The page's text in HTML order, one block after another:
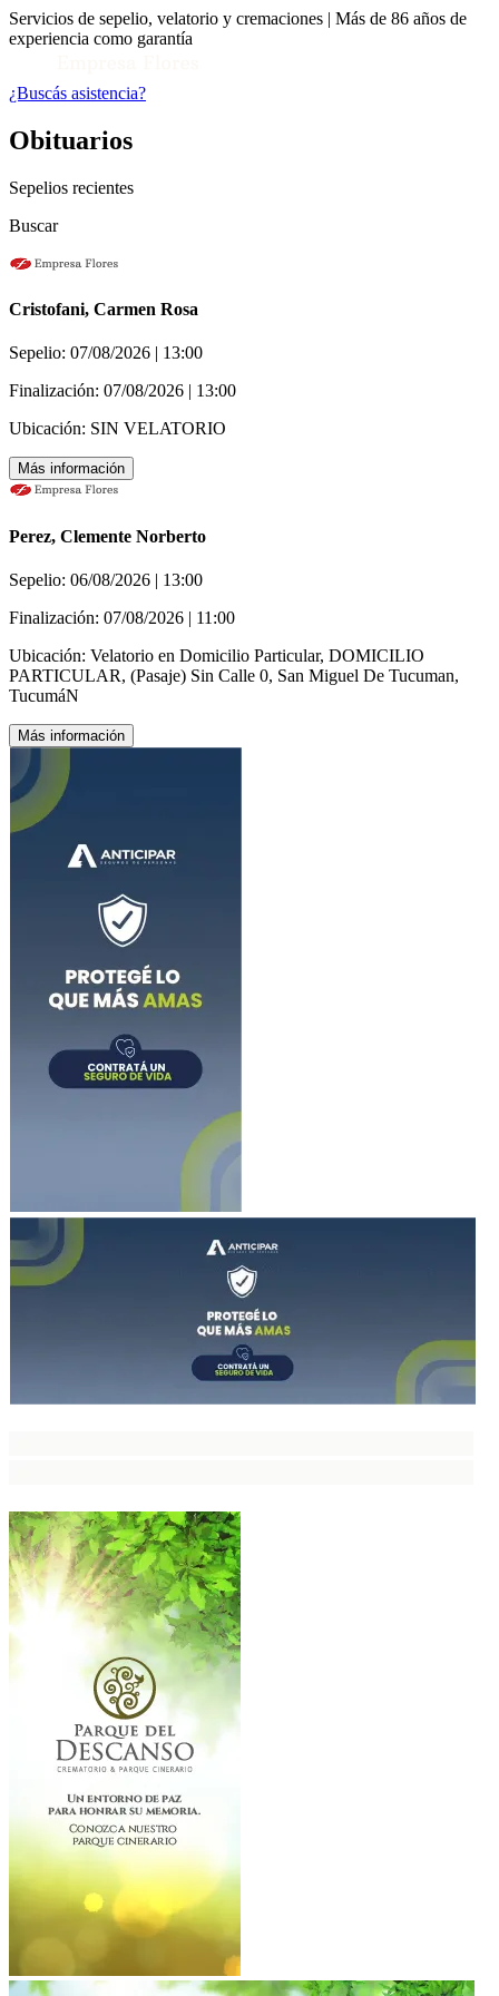
Servicios de sepelio, velatorio y cremaciones | Más de 86 años de
experiencia como garantía
¿Buscás asistencia?
Obituarios
Sepelios recientes
Buscar
Cristofani, Carmen Rosa
Sepelio: 07/08/2026 | 13:00
Finalización: 07/08/2026 | 13:00
Ubicación: SIN VELATORIO
Más información
Perez, Clemente Norberto
Sepelio: 06/08/2026 | 13:00
Finalización: 07/08/2026 | 11:00
Ubicación: Velatorio en Domicilio Particular, DOMICILIO
PARTICULAR, (Pasaje) Sin Calle 0, San Miguel De Tucuman,
TucumáN
Más información